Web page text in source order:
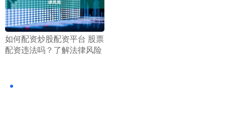
​如何配资炒股配资平台 股票
配资违法吗？了解法律风险